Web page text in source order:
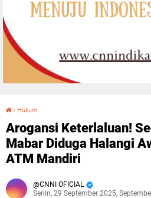
› Hukum
Arogansi Keterlaluan!
Mabar Diduga Halangi
ATM Mandiri
CNNI OFICIAL
Senin, 29 September 2025,